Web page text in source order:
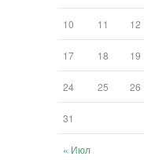
« Июл
10 11 12
17 18 19
24 25 26
31